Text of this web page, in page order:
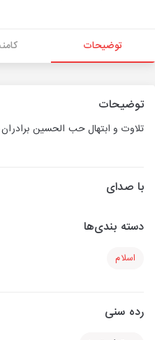
توضیحات
توضیحات
تلاوت و ابتهال حب الحسین
با صدای
دسته بندی‌ها
اسلام
رده سنی